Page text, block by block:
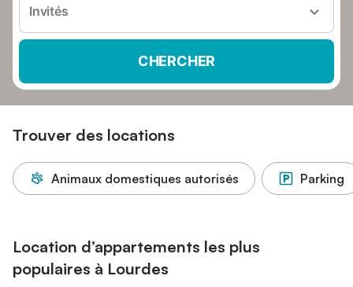
Invités
CHERCHER
Trouver des locations
Animaux domestiques autorisés Parking
Location d’appartements les plus
populaires à Lourdes